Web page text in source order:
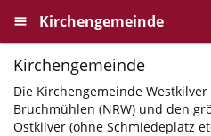
Kirchengemeinde
Kirchengemeinde
Die Kirchengemeinde
Bruchmühlen (NRW) und den
Ostkilver (ohne Schmiedeplatz